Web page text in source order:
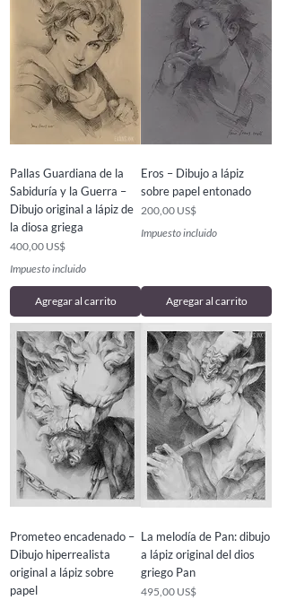
Pallas Guardiana de la
Sabiduría y la Guerra –
Dibujo original a lápiz de
la diosa griega
Precio
400,00 US$
Impuesto incluido
Agregar al carrito
Eros – Dibujo a lápiz
sobre papel entonado
Precio
200,00 US$
Impuesto incluido
Agregar al carrito
Prometeo encadenado –
Dibujo hiperrealista
original a lápiz sobre
papel
La melodía de Pan: dibujo
a lápiz original del dios
griego Pan
Precio
495,00 US$